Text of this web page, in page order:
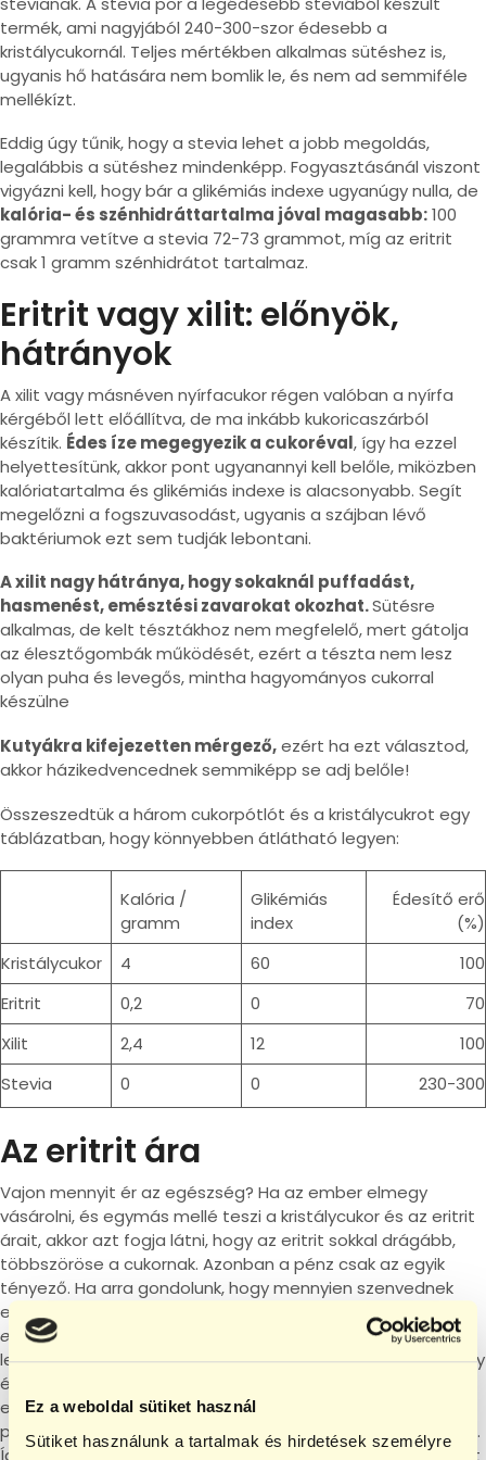
Ez a weboldal sütiket használ
Sütiket használunk a tartalmak és hirdetések személyre
termék, ami nagyjából 240-300-szor édesebb a
kristálycukornál. Teljes mértékben alkalmas sütéshez is,
ugyanis hő hatására nem bomlik le, és nem ad semmiféle
mellékízt.
Eddig úgy tűnik, hogy a stevia lehet a jobb megoldás,
legalábbis a sütéshez mindenképp. Fogyasztásánál viszont
vigyázni kell, hogy bár a glikémiás indexe ugyanúgy nulla, de
kalória- és szénhidráttartalma jóval magasabb:100
grammra vetítve a stevia 72-73 grammot, míg az eritrit
csak 1 gramm szénhidrátot tartalmaz.
Eritrit vagy xilit: előnyök,
hátrányok
A xilit vagy másnéven nyírfacukor régen valóban a nyírfa
kérgéből lett előállítva, de ma inkább kukoricaszárból
készítik. Édes íze megegyezik a cukoréval, így ha ezzel
helyettesítünk, akkor pont ugyanannyi kell belőle, miközben
kalóriatartalma és glikémiás indexe is alacsonyabb. Segít
megelőzni a fogszuvasodást, ugyanis a szájban lévő
baktériumok ezt sem tudják lebontani.
A xilit nagy hátránya, hogy sokaknál puffadást,
hasmenést, emésztési zavarokat okozhat.Sütésre
alkalmas, de kelt tésztákhoz nem megfelelő, mert gátolja
az élesztőgombák működését, ezért a tészta nem lesz
olyan puha és levegős, mintha hagyományos cukorral
készülne
Kutyákra kifejezetten mérgező,ezért ha ezt választod,
akkor házikedvencednek semmiképp se adj belőle!
Összeszedtük a három cukorpótlót és a kristálycukrot egy
táblázatban, hogy könnyebben átlátható legyen:
Kalória /
gramm
Glikémiás
index
Édesítő erő
(%)
Kristálycukor
4 60
100
Eritrit
0,2 0
70
Xilit
2,4 12
100
Stevia
0 0 230-300
Az eritrit ára
Vajon mennyit ér az egészség? Ha az ember elmegy
vásárolni, és egymás mellé teszi a kristálycukor és az eritrit
árait, akkor azt fogja látni, hogy az eritrit sokkal drágább,
többszöröse a cukornak. Azonban a pénz csak az egyik
tényező. Ha arra gondolunk, hogy mennyien szenvednek
elhízásban és kettes típusú
(azaz a rossz táplálkozásból
eredő, szerzett)
cukorbetegségben, akkor talán érdemes
lehet az egészséges életmódra többet áldozni. A hatékony
életmódváltás segíthet az egészségünk megőrzésében,
ezáltal a gyógyszertárban és az orvosoknál otthagyott
pénzünket inkább a megfelelő élelmiszerekre tudjuk költeni.
Így a tudatos táplálkozással olyan életminőségbeli javulást